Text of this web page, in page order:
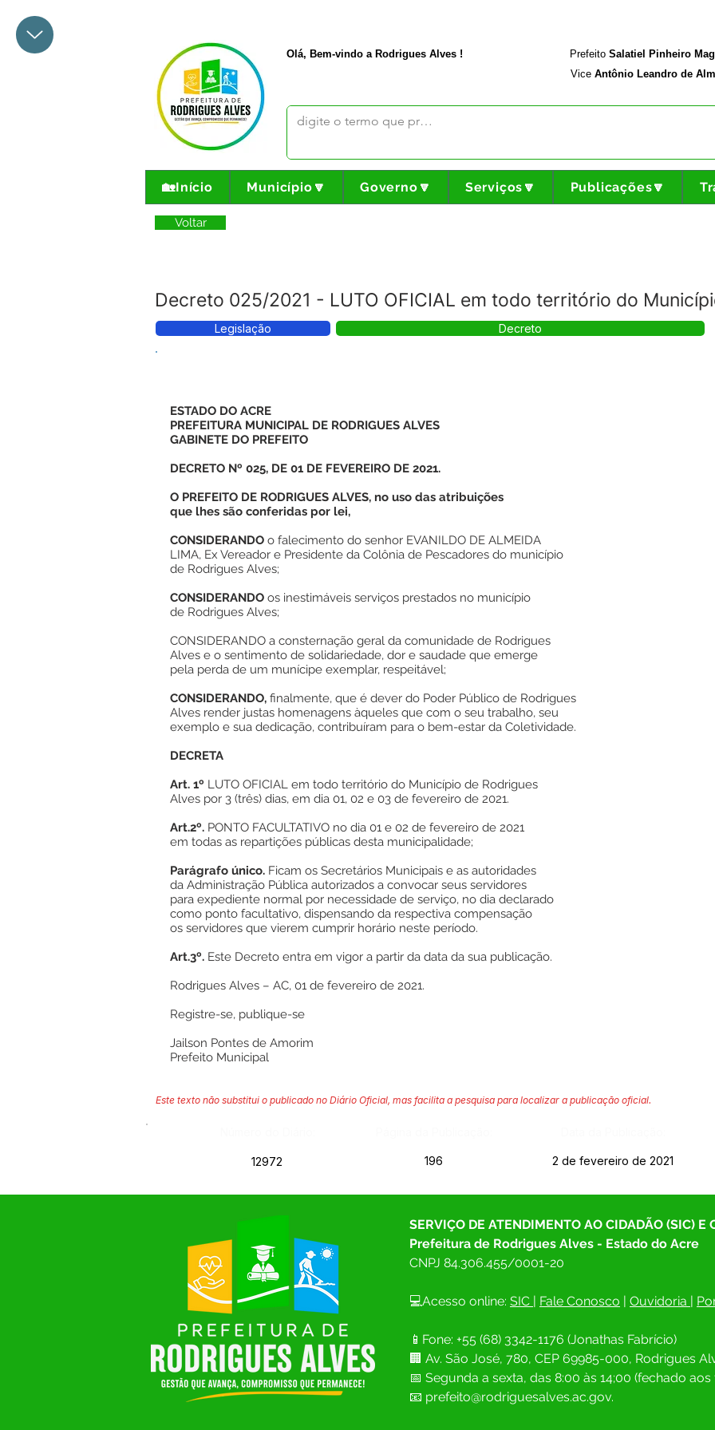
Olá, Bem-vindo a Rodrigues Alves ! Prefeito Salatiel Pinheiro
Vice Antônio Leandro de
🏡Início Município🔽 Governo🔽 Serviços🔽 Publicações🔽
Voltar
Decreto 025/2021 - LUTO OFICIAL em todo território do
Legislação Decreto
ESTADO DO ACRE
PREFEITURA MUNICIPAL DE RODRIGUES ALVES
GABINETE DO PREFEITO
DECRETO Nº 025, DE 01 DE FEVEREIRO DE 2021.
O PREFEITO DE RODRIGUES ALVES, no uso das atribuições
que lhes são conferidas por lei,
CONSIDERANDO o falecimento do senhor EVANILDO DE ALMEIDA
LIMA, Ex Vereador e Presidente da Colônia de Pescadores do município
de Rodrigues Alves;
CONSIDERANDO os inestimáveis serviços prestados no município
de Rodrigues Alves;
CONSIDERANDO a consternação geral da comunidade de Rodrigues
Alves e o sentimento de solidariedade, dor e saudade que emerge
pela perda de um munícipe exemplar, respeitável;
CONSIDERANDO, finalmente, que é dever do Poder Público de Rodrigues
Alves render justas homenagens àqueles que com o seu trabalho, seu
exemplo e sua dedicação, contribuíram para o bem-estar da Coletividade.
DECRETA
Art. 1º LUTO OFICIAL em todo território do Município de Rodrigues
Alves por 3 (três) dias, em dia 01, 02 e 03 de fevereiro de 2021.
Art.2º. PONTO FACULTATIVO no dia 01 e 02 de fevereiro de 2021
em todas as repartições públicas desta municipalidade;
Parágrafo único. Ficam os Secretários Municipais e as autoridades
da Administração Pública autorizados a convocar seus servidores
para expediente normal por necessidade de serviço, no dia declarado
como ponto facultativo, dispensando da respectiva compensação
os servidores que vierem cumprir horário neste período.
Art.3º. Este Decreto entra em vigor a partir da data da sua publicação.
Rodrigues Alves – AC, 01 de fevereiro de 2021.
Registre-se, publique-se
Jailson Pontes de Amorim
Prefeito Municipal
Este texto não substitui o publicado no Diário Oficial, mas facilita a pesquisa para localizar a publicação oficial.
12972 196 2 de fevereiro de 2021
SERVIÇO DE ATENDIMENTO AO CIDADÃO (SIC) E
Prefeitura de Rodrigues Alves - Estado do Acre
CNPJ 84.306.455/0001-20
💻Acesso online: SIC | Fale Conosco | Ouvidoria |
📱Fone: +55 (68) 3342-1176 (Jonathas Fabrício)
🏢 Av. São José, 780, CEP 69985-000, Rodrigues
📅 Segunda a sexta, das 8:00 às 14;00 (fechado
📧 prefeito@rodriguesalves.ac.gov.